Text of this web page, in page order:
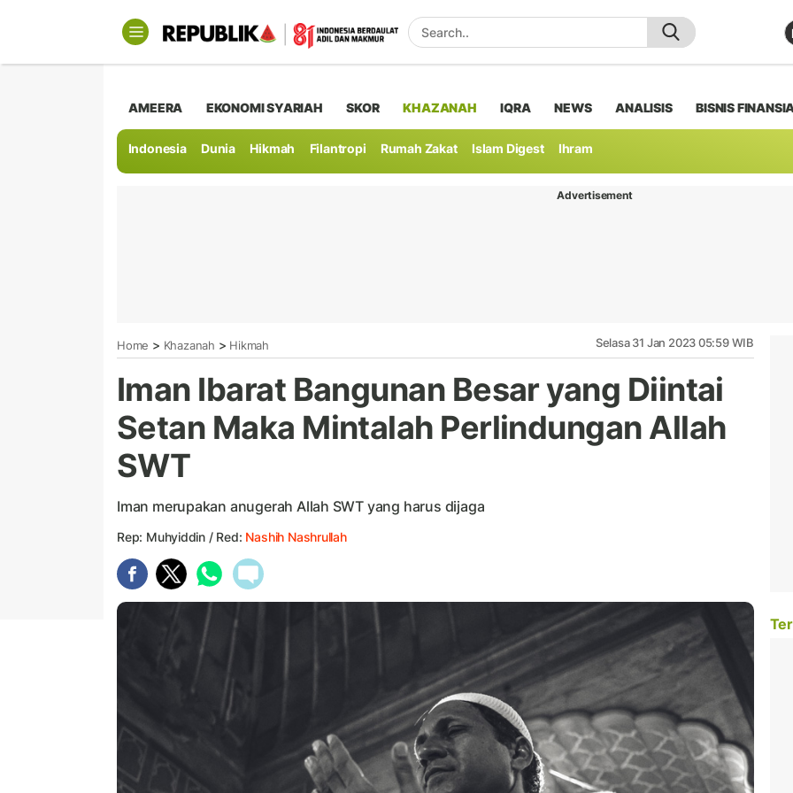
AMEERA EKONOMI SYARIAH SKOR KHAZANAH IQRA NEWS ANALISIS BISNIS
Indonesia Dunia Hikmah Filantropi Rumah Zakat Islam Digest Ihram
Advertisement
Home > Khazanah > Hikmah Selasa 31 Jan 2023 05:59 WIB
Iman Ibarat Bangunan Besar yang Diintai
Setan Maka Mintalah Perlindungan Allah
SWT
Iman merupakan anugerah Allah SWT yang harus dijaga
Rep: Muhyiddin / Red: Nashih Nashrullah